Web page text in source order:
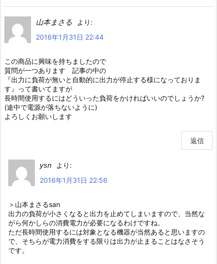
山本まさる
より:
2016年1月31日 22:44
この商品に興味を持ちましたので
質問が一つあります 記事の中の
『出力に負荷が無いと自動的に出力が停止する様になっておりま
す』って書いてますが
長時間使用するにはどういった負荷をかければいいのでしょうか?
(途中で電源が落ちないように)
よろしくお願いします
返信
ysn
より:
2016年1月31日 22:56
＞山本まさるsan
出力の負荷が小さくなると出力を止めてしまいますので、当然な
がら何かしらの消費電力が必要になるわけですね。
ただ長時間使用するには対象となる機器が当然あると思いますの
で、そちらが電力消費をする限りは出力が止まることはなさそう
です。